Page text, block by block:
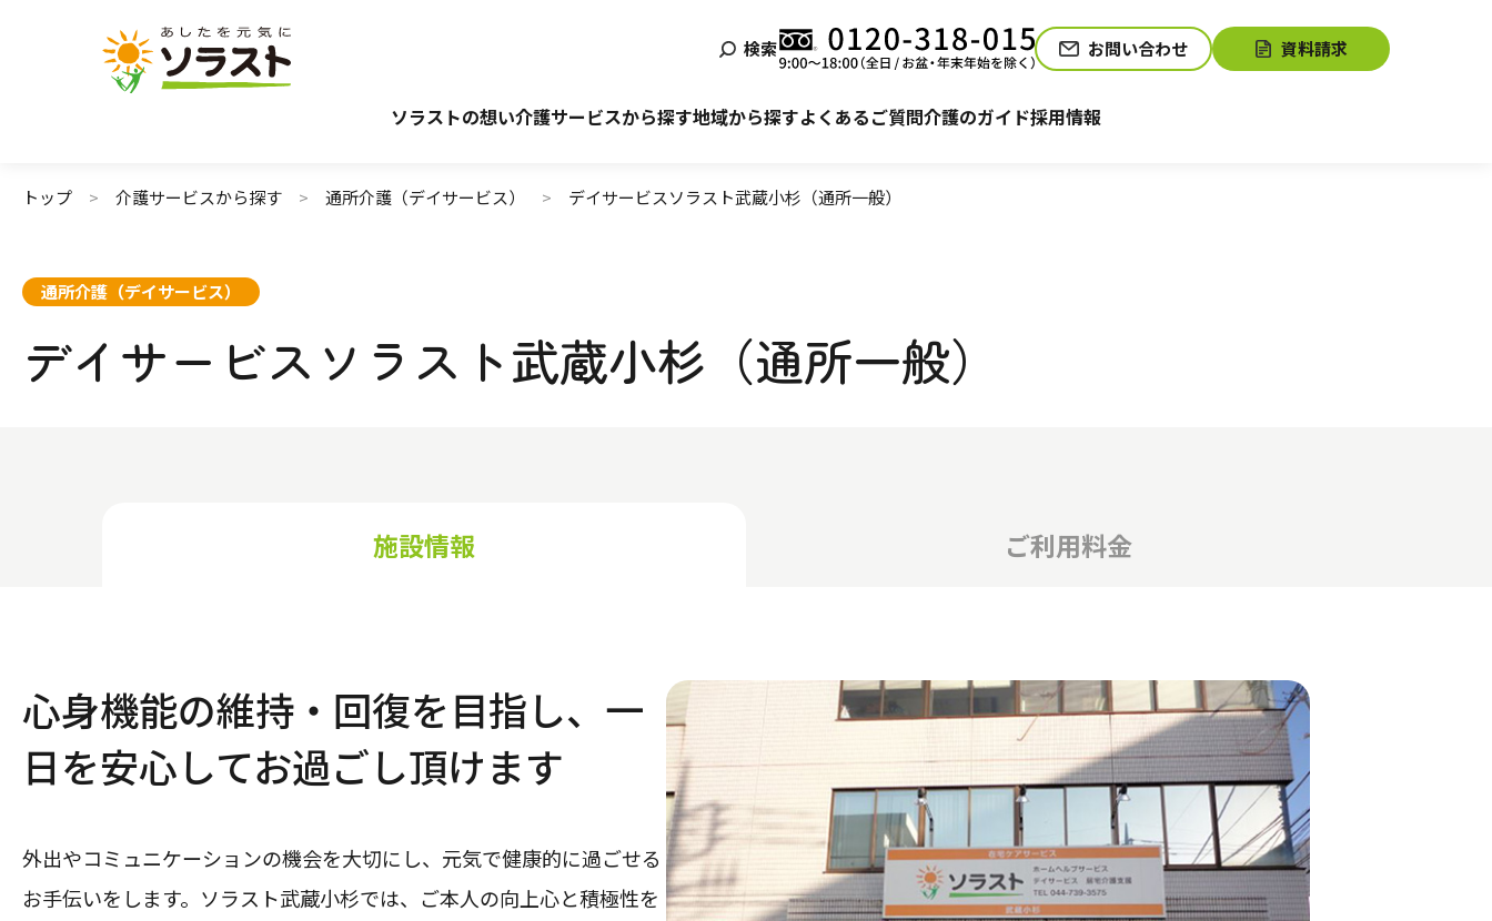
検索 お問い合わせ 資料請求
ソラストの想い介護サービスから探す
施設で暮らす 自宅でサービスを受ける サービスの相談をする
地域から探すよくあるご質問介護のガイド
介護保険サービスについて ご利用者様・ご家族様の声 介護お役立ちコラム「そらまめ＋」
採用情報
トップ 介護サービスから探す 通所介護（デイサービス） デイサービスソラスト武蔵小杉（通所一般）
通所介護（デイサービス）
デイサービスソラスト武蔵小杉（通所一般）
施設情報 ご利用料金
心身機能の維持・回復を目指し、一
日を安心してお過ごし頂けます
外出やコミュニケーションの機会を大切にし、元気で健康的に過ごせる
お手伝いをします。ソラスト武蔵小杉では、ご本人の向上心と積極性を